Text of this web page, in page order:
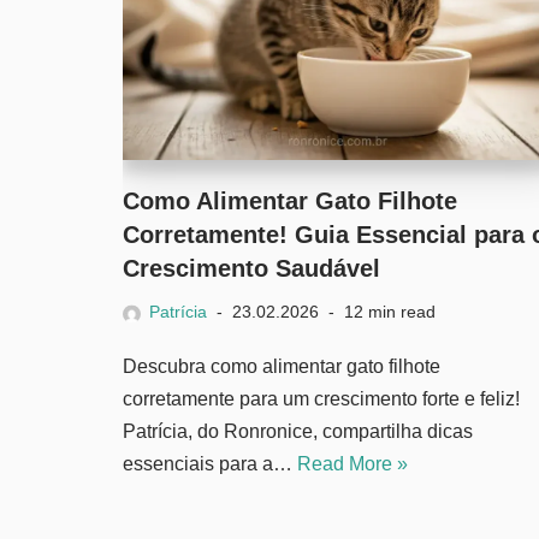
Como Alimentar Gato Filhote
Corretamente! Guia Essencial para
Crescimento Saudável
Patrícia 23.02.2026 12 min read
Descubra como alimentar gato filhote
corretamente para um crescimento forte e feliz!
Patrícia, do Ronronice, compartilha dicas
essenciais para a… Read More »